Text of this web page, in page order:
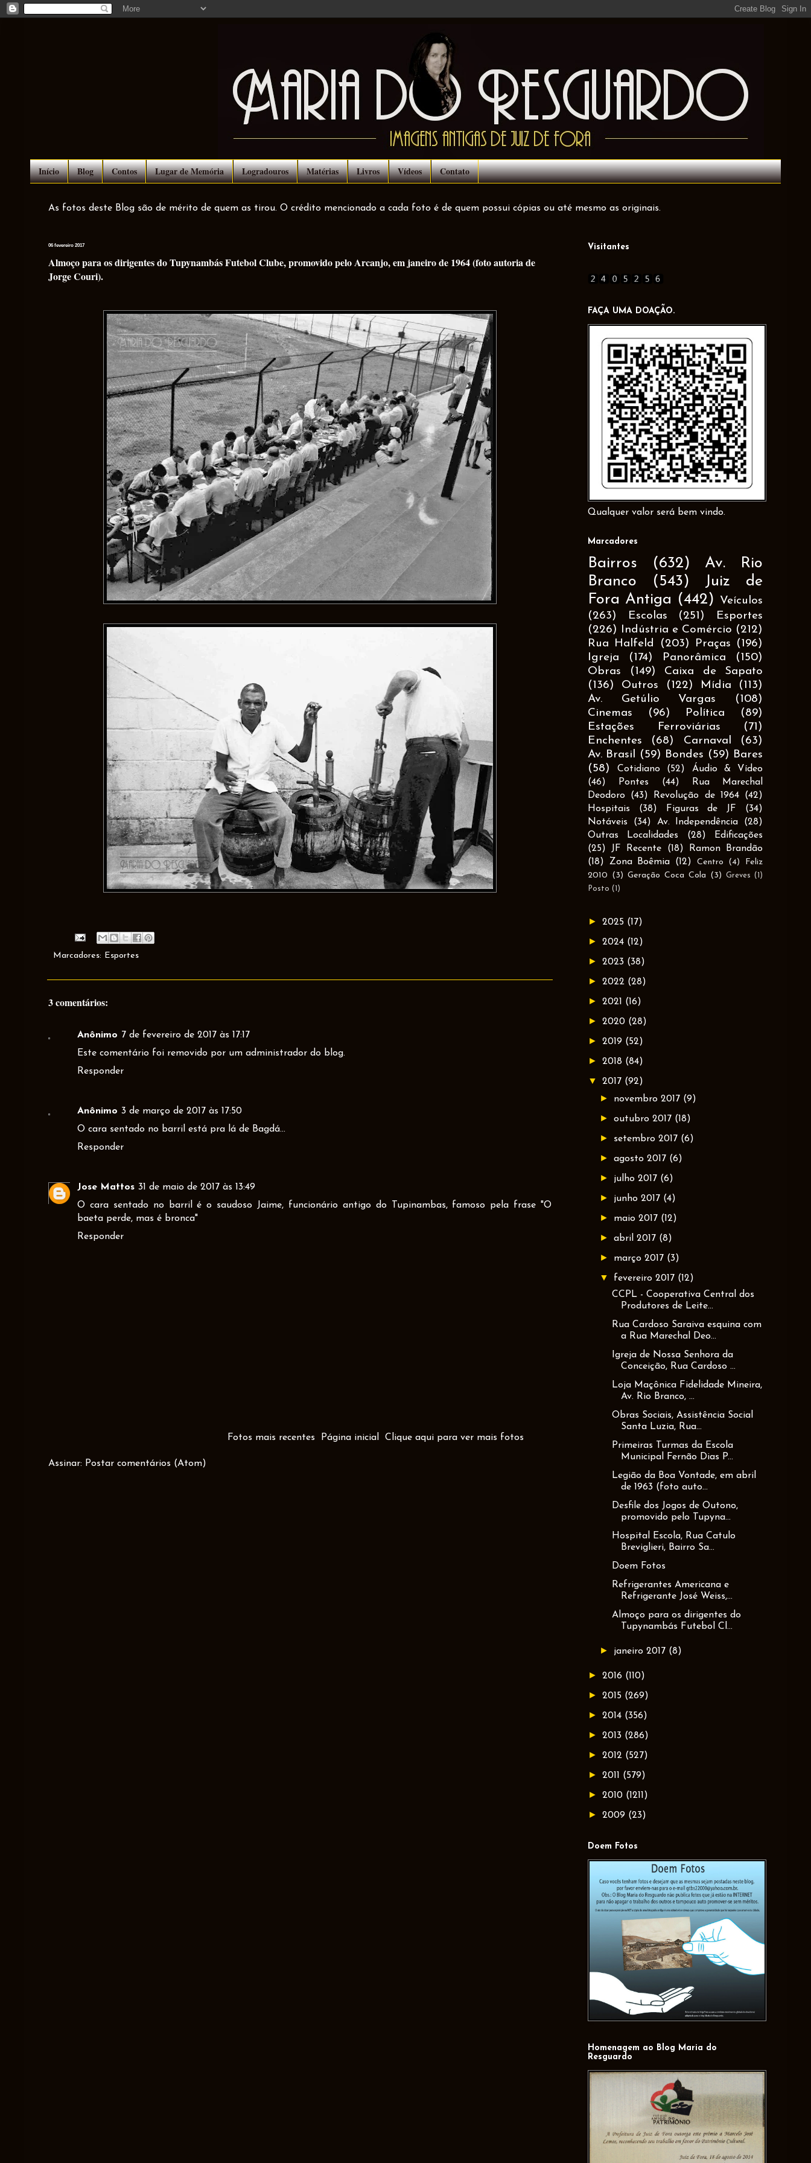
Início Blog Contos Lugar de Memória Logradouros Matérias Livros Vídeos Contato
As fotos deste Blog são de mérito de quem as tirou. O crédito mencionado a cada foto é de quem possui cópias ou até mesmo as originais.
06 fevereiro 2017
Almoço para os dirigentes do Tupynambás Futebol Clube, promovido pelo Arcanjo, em janeiro de 1964 (foto autoria de
Jorge Couri).
Marcadores: Esportes
3 comentários:
Anônimo 7 de fevereiro de 2017 às 17:17
Este comentário foi removido por um administrador do blog.
Responder
Anônimo 3 de março de 2017 às 17:50
O cara sentado no barril está pra lá de Bagdá...
Responder
Jose Mattos 31 de maio de 2017 às 13:49
O cara sentado no barril é o saudoso Jaime, funcionário antigo do Tupinambas, famoso pela frase "O
baeta perde, mas é bronca"
Responder
Fotos mais recentes Página inicial Clique aqui para ver mais fotos
Assinar: Postar comentários (Atom)
Visitantes
FAÇA UMA DOAÇÃO.
Qualquer valor será bem vindo.
Marcadores
Bairros (632)
Av. Rio
Branco
(543)
Juiz de
Fora Antiga (442)
Veículos
(263)
Escolas (251)
Esportes
(226)
Indústria e Comércio (212)
Rua Halfeld
(203) Praças
(196)
Igreja
(174) Panorâmica
(150)
Obras
(149)
Caixa de Sapato
(136)
Outros (122) Mídia
(113)
Av. Getúlio Vargas
(108)
Cinemas
(96) Política
(89)
Estações Ferroviárias
(71)
Enchentes
(68) Carnaval
(63)
Av. Brasil
(59) Bondes (59) Bares
(58)
Cotidiano (52)
Áudio & Vídeo
(46)
Pontes (44)
Rua Marechal
Deodoro
(43) Revolução de 1964
(42)
Hospitais
(38) Figuras de JF
(34)
Notáveis
(34) Av. Independência
(28)
Outras Localidades
(28)
Edificações
(25)
JF Recente (18)
Ramon Brandão
(18)
Zona Boêmia (12) Centro (4)
Feliz
2010 (3) Geração Coca Cola (3) Greves (1)
Posto (1)
► 2025 (17)
► 2024 (12)
► 2023 (38)
► 2022 (28)
► 2021 (16)
► 2020 (28)
► 2019 (52)
► 2018 (84)
▼ 2017 (92)
► novembro 2017 (9)
►outubro 2017 (18)
► setembro 2017 (6)
►agosto 2017 (6)
► julho 2017 (6)
► junho 2017 (4)
► maio 2017 (12)
►abril 2017 (8)
► março 2017 (3)
▼ fevereiro 2017 (12)
CCPL - Cooperativa Central dos
Produtores de Leite...
Rua Cardoso Saraiva esquina com
a Rua Marechal Deo...
Igreja de Nossa Senhora da
Conceição, Rua Cardoso ...
Loja Maçônica Fidelidade Mineira,
Av. Rio Branco, ...
Obras Sociais, Assistência Social
Santa Luzia, Rua...
Primeiras Turmas da Escola
Municipal Fernão Dias P...
Legião da Boa Vontade, em abril
de 1963 (foto auto...
Desfile dos Jogos de Outono,
promovido pelo Tupyna...
Hospital Escola, Rua Catulo
Breviglieri, Bairro Sa...
Doem Fotos
Refrigerantes Americana e
Refrigerante José Weiss,...
Almoço para os dirigentes do
Tupynambás Futebol Cl...
► janeiro 2017 (8)
► 2016 (110)
► 2015 (269)
► 2014 (356)
► 2013 (286)
► 2012 (527)
► 2011 (579)
► 2010 (1211)
► 2009 (23)
Doem Fotos
Homenagem ao Blog Maria do
Resguardo